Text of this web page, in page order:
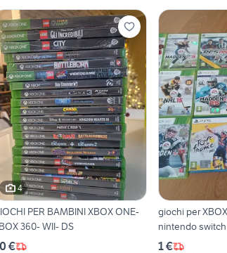
4
PER BAMBINI XBOX ONE-
360- WII- DS
€
giochi per
nintendo switch
1 €